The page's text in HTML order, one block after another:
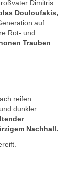
Dimitris
Douloufakis,
auf
Rot- und
Trauben
reifen
dunkler
Nachhall.